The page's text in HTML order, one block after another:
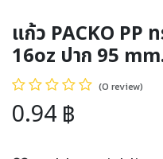
แก้ว PACKO PP
16oz ปาก 95
(0 review)
0.94 ฿